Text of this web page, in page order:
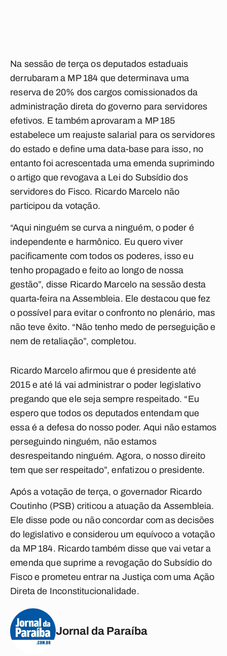
Na sessão de terça os deputados estaduais
derrubaram a MP 184 que determinava uma
reserva de 20% dos cargos comissionados da
administração direta do governo para servidores
efetivos. E também aprovaram a MP 185
estabelece um reajuste salarial para os servidores
do estado e define uma data-base para isso, no
entanto foi acrescentada uma emenda suprimindo
o artigo que revogava a Lei do Subsídio dos
servidores do Fisco. Ricardo Marcelo não
participou da votação.
“Aqui ninguém se curva a ninguém, o poder é
independente e harmônico. Eu quero viver
pacificamente com todos os poderes, isso eu
tenho propagado e feito ao longo de nossa
gestão”, disse Ricardo Marcelo na sessão desta
quarta-feira na Assembleia. Ele destacou que fez
o possível para evitar o confronto no plenário, mas
não teve êxito. “Não tenho medo de perseguição e
nem de retaliação”, completou.
Ricardo Marcelo afirmou que é presidente até
2015 e até lá vai administrar o poder legislativo
pregando que ele seja sempre respeitado. “Eu
espero que todos os deputados entendam que
essa é a defesa do nosso poder. Aqui não estamos
perseguindo ninguém, não estamos
desrespeitando ninguém. Agora, o nosso direito
tem que ser respeitado”, enfatizou o presidente.
Após a votação de terça, o governador Ricardo
Coutinho (PSB) criticou a atuação da Assembleia.
Ele disse pode ou não concordar com as decisões
do legislativo e considerou um equívoco a votação
da MP 184. Ricardo também disse que vai vetar a
emenda que suprime a revogação do Subsídio do
Fisco e prometeu entrar na Justiça com uma Ação
Direta de Inconstitucionalidade.
Jornal da Paraíba